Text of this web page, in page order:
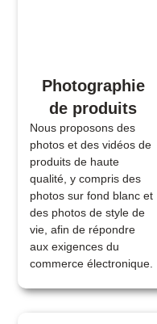
Photographie
de produits
Nous proposons des
photos et des vidéos de
produits de haute
qualité, y compris des
photos sur fond blanc et
des photos de style de
vie, afin de répondre
aux exigences du
commerce électronique.